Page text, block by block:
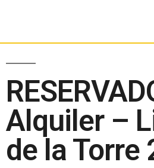
Alquiler –
de la Torre